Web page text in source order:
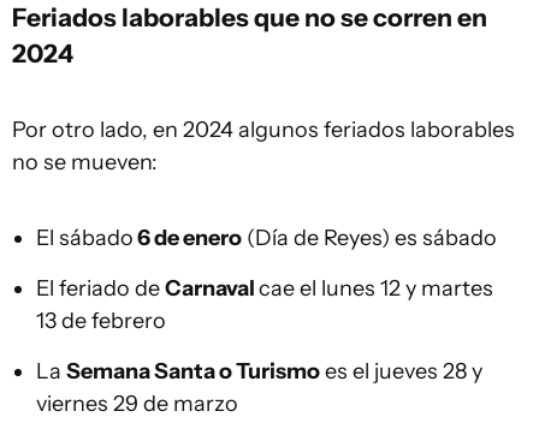
Feriados laborables que no se corren en
2024
Por otro lado, en 2024 algunos feriados laborables
no se mueven:
El sábado6 de enero (Día de Reyes) es sábado
El feriado deCarnavalcae el lunes 12 y martes
13 de febrero
La Semana Santa o Turismoes el jueves 28 y
viernes 29 de marzo